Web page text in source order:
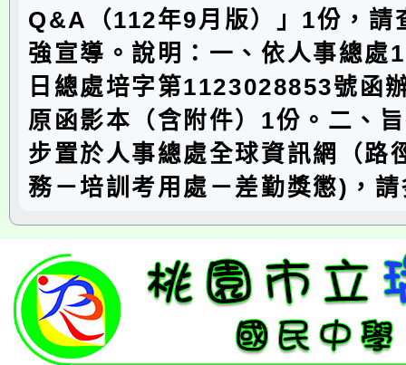
Q&A（112年9月版）」1份，請
強宣導。說明：一、依人事總處
日總處培字第1123028853號函
原函影本（含附件）1份。二、
步置於人事總處全球資訊網（路
務－培訓考用處－差勤獎懲)，